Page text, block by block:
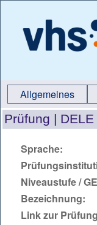
Allgemeines
Prüfung | DELE
Sprache:
Niveaustufe /
Bezeichnung:
Link zur